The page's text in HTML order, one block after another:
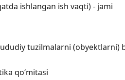
ishlangan ish vaqti) - jami
tuzilmalarni
qo‘mitasi